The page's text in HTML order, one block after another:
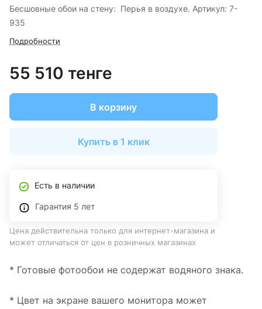
Бесшовные обои на стену: Перья в воздухе. Артикул: 7-
935
Подробности
55 510 тенге
В корзину
Купить в 1 клик
Есть в наличии
Гарантия 5 лет
Цена действительна только для интернет-магазина и
может отличаться от цен в розничных магазинах
* Готовые фотообои не содержат водяного знака.
* Цвет на экране вашего монитора может